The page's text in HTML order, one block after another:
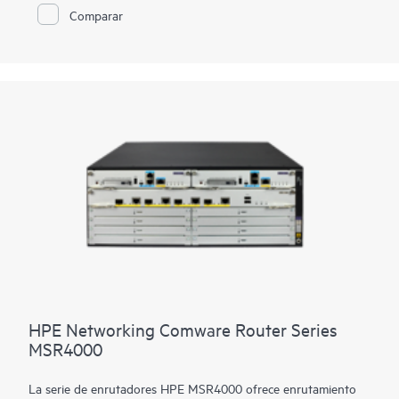
El enrutador ofrece un enrutamiento sólido, multidifusión,
Comparar
HPE Networking Comware Router Series
MSR4000
La serie de enrutadores HPE MSR4000 ofrece enrutamiento